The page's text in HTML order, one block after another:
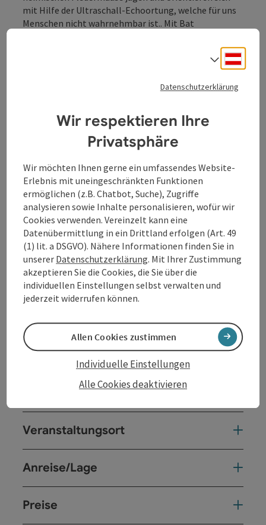
mit Hilfe der Ultraschall-Echoortung, welche für uns
Menschen nicht wahrnehmbar ist.. Mit Bat
umwandeln, begeben wir uns bei einem Spaziergang
kleinen, fliegenden Insektenfressern.
OÖ. und der Koordinationsstelle für Fledermausschutz
und -Forschung in Österreich
Für Kinder von 8-12 Jahren, Begleitung
erforderlich.
Im Seminarraum und im Freiland
Mind. 5, max. 20 Kinder
Taschenlampen mitbringen!
Anmeldung:Anmeldung: 0732 7070 0,
wissensturm@mag.linz.at
Online-Anmeldung:VHS-Kursprogramm |
Wissensturm Linz(21.8.)/ VHS-Kursprogramm |
Wissensturm Linz(22.8.)
21.8.:Kursnummer 26.22815/22.8.:
Kursnummer 26.22820
Kontakt
Veranstaltungstermin/e
Veranstaltungsort
Anreise/Lage
Preise
Datenschutzerklärung
Wir respektieren Ihre
Privatsphäre
Wir möchten Ihnen gerne ein umfassendes Website-
Erlebnis mit uneingeschränkten Funktionen
ermöglichen (z.B. Chatbot, Suche), Zugriffe
analysieren sowie Inhalte personalisieren, wofür wir
Cookies verwenden. Vereinzelt kann eine
Datenübermittlung in ein Drittland erfolgen (Art. 49
(1) lit. a DSGVO). Nähere Informationen finden Sie in
unserer Datenschutzerklärung. Mit Ihrer Zustimmung
akzeptieren Sie die Cookies, die Sie über die
individuellen Einstellungen selbst verwalten und
jederzeit widerrufen können.
Alle Cookies deaktivieren
Individuelle Einstellungen
Allen Cookies zustimmen